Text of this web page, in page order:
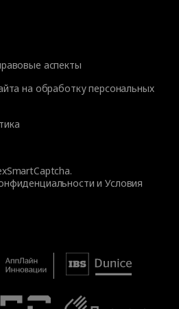
аспекты
на обработку персональных
иУсловия